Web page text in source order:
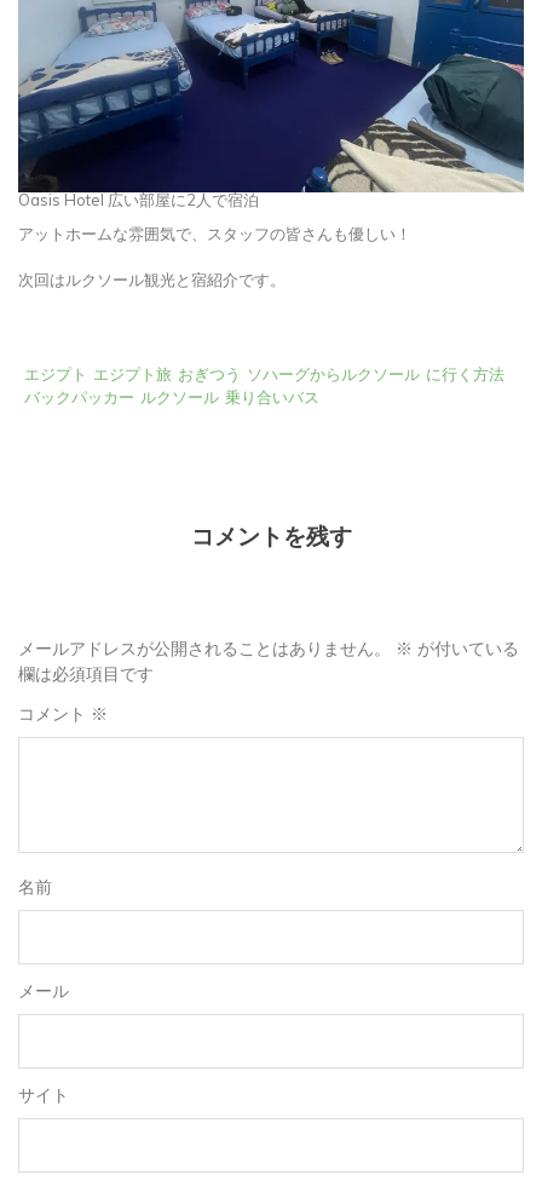
Oasis Hotel 広い部屋に2人で宿泊
アットホームな雰囲気で、スタッフの皆さんも優しい！
次回はルクソール観光と宿紹介です。
エジプト エジプト旅 おぎつう ソハーグからルクソール に行く方法
バックパッカー ルクソール 乗り合いバス
コメントを残す
メールアドレスが公開されることはありません。 ※ が付いている
欄は必須項目です
コメント ※
名前
メール
サイト